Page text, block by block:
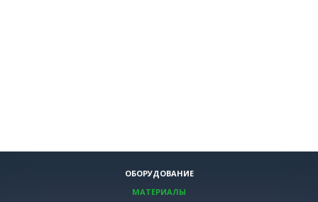
ОБОРУДОВАНИЕ
МАТЕРИАЛЫ